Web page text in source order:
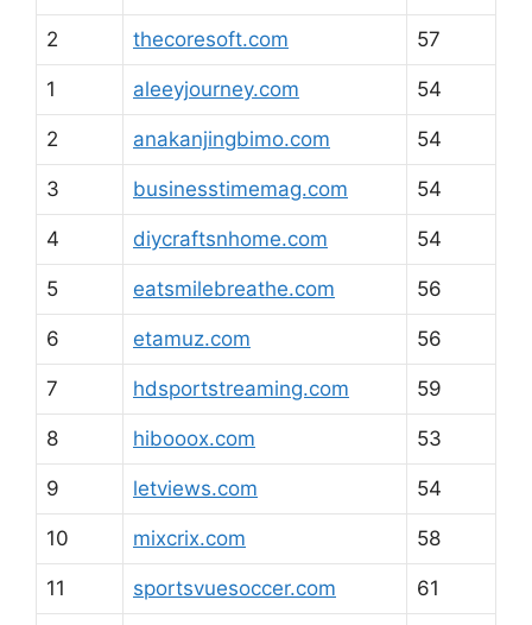
2 thecoresoft.com 57
1 aleeyjourney.com 54
2 anakanjingbimo.com 54
3 businesstimemag.com 54
4 diycraftsnhome.com 54
5 eatsmilebreathe.com 56
6 etamuz.com 56
7 hdsportstreaming.com 59
8 hibooox.com 53
9 letviews.com 54
10 mixcrix.com 58
11 sportsvuesoccer.com 61